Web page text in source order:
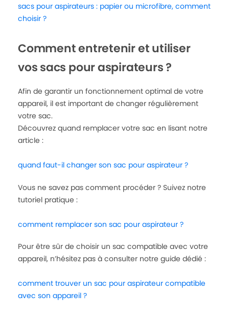
sacs pour aspirateurs : papier ou microfibre, comment
choisir ?
Comment entretenir et utiliser
vos sacs pour aspirateurs ?
Afin de garantir un fonctionnement optimal de votre
appareil, il est important de changer régulièrement
votre sac.
Découvrez quand remplacer votre sac en lisant notre
article :
quand faut-il changer son sac pour aspirateur ?
Vous ne savez pas comment procéder ? Suivez notre
tutoriel pratique :
comment remplacer son sac pour aspirateur ?
Pour être sûr de choisir un sac compatible avec votre
appareil, n’hésitez pas à consulter notre guide dédié :
comment trouver un sac pour aspirateur compatible
avec son appareil ?